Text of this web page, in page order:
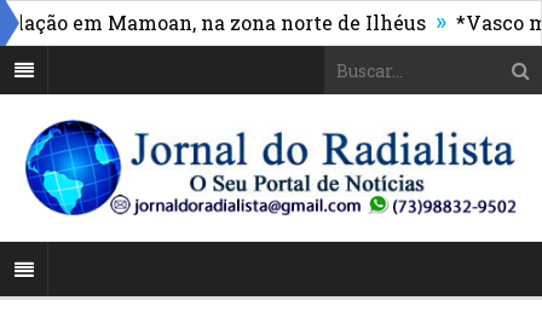
em Mamoan, na zona norte de Ilhéus » *Vasco